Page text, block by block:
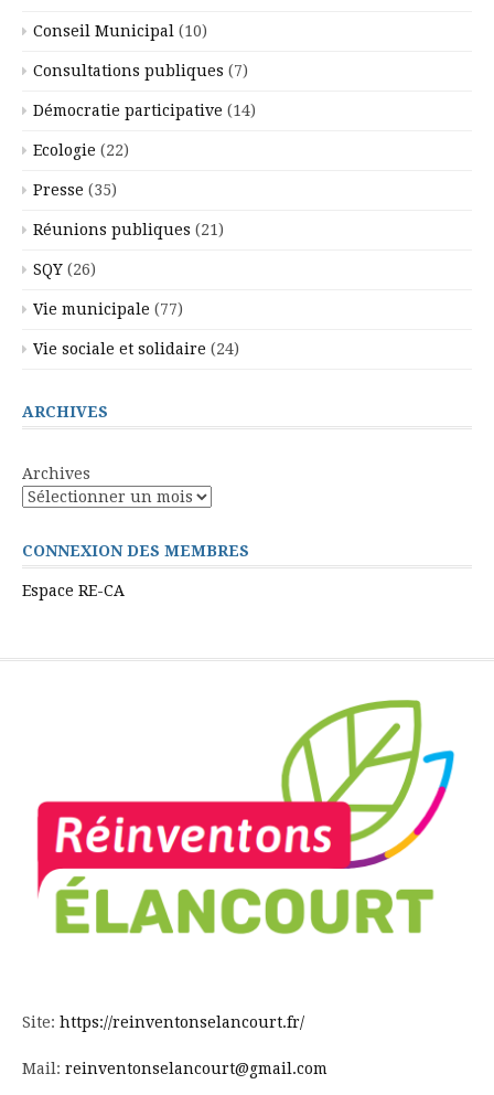
Conseil Municipal (10)
Consultations publiques (7)
Démocratie participative (14)
Ecologie (22)
Presse (35)
Réunions publiques (21)
SQY (26)
Vie municipale (77)
Vie sociale et solidaire (24)
ARCHIVES
Archives
CONNEXION DES MEMBRES
Espace RE-CA
Site: https://reinventonselancourt.fr/
Mail: reinventonselancourt@gmail.com